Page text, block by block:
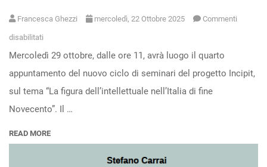
Francesca Ghezzi mercoledì, 22 Ottobre 2025 Commenti
disabilitati
I
seminari
di
Incipit
“La
Mercoledì 29 ottobre, dalle ore 11, avrà luogo il quarto
appuntamento del nuovo ciclo di seminari del progetto Incipit,
sul tema “La figura dell’intellettuale nell’Italia di fine
Novecento”. Il …
READ MORE